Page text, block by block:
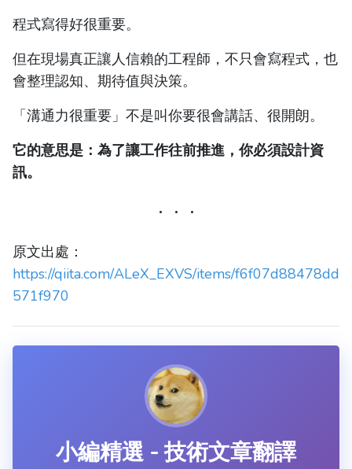
程式寫得好很重要。
但在現場真正讓人信賴的工程師，不只會寫程式，也
會整理認知、期待值與決策。
「溝通力很重要」不是叫你要很會講話、很開朗。
它的意思是：為了讓工作往前推進，你必須設計資
訊。
原文出處：
https://qiita.com/ALeX_EXVS/items/f6f07d88478dd
571f970
小編精選 - 技術文章翻譯